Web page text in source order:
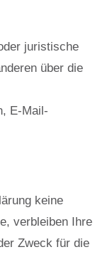
juristische
über die
E-Mail-
keine
verbleiben Ihre
Zweck für die